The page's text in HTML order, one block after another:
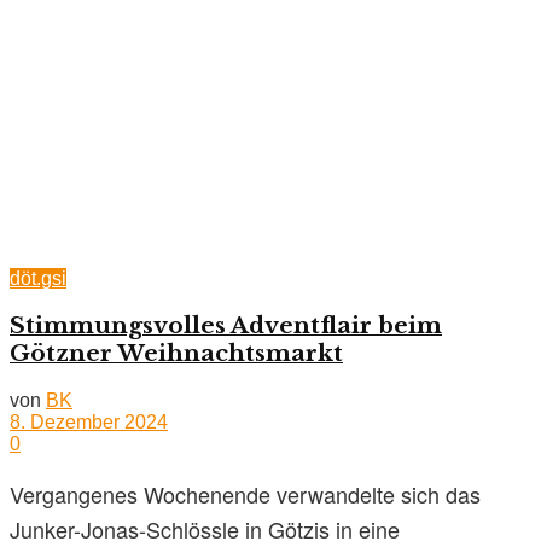
döt.gsi
Stimmungsvolles Adventflair beim
Götzner Weihnachtsmarkt
von BK
8. Dezember 2024
0
Vergangenes Wochenende verwandelte sich das
Junker-Jonas-Schlössle in Götzis in eine